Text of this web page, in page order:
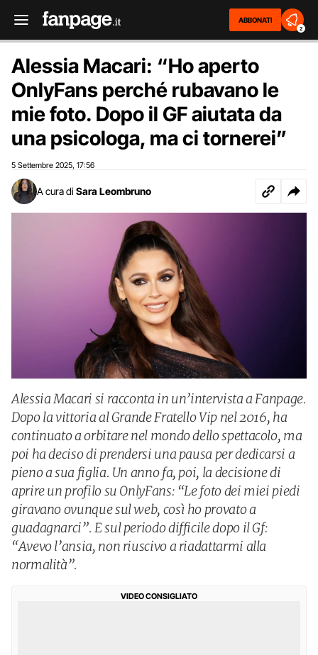
ABBONATI
2
Alessia Macari: “Ho aperto
OnlyFans perché rubavano le
mie foto. Dopo il GF aiutata da
una psicologa, ma ci tornerei”
5 Settembre 2025 17:56
A cura di Sara Leombruno
Alessia Macari si racconta in un’intervista a Fanpage.
Dopo la vittoria al Grande Fratello Vip nel 2016, ha
continuato a orbitare nel mondo dello spettacolo, ma
poi ha deciso di prendersi una pausa per dedicarsi a
pieno a sua figlia. Un anno fa, poi, la decisione di
aprire un profilo su OnlyFans: “Le foto dei miei piedi
giravano ovunque sul web, così ho provato a
guadagnarci”. E sul periodo difficile dopo il Gf:
“Avevo l’ansia, non riuscivo a riadattarmi alla
normalità”.
VIDEO CONSIGLIATO